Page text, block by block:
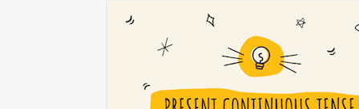
9º ANO ENSINO FUNDAMENTAL 2 GRAMMAR
PRESENT CONTINUOUS